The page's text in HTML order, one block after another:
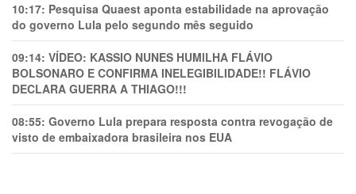
10:17: Pesquisa Quaest aponta estabilidade na aprovação
do governo Lula pelo segundo mês seguido
09:14: VÍDEO: KASSIO NUNES HUMlLHA FLÁVIO
BOLSONARO E CONFIRMA INELEGIBILIDADE!! FLÁVIO
DECLARA GUERRA A THIAGO!!!
08:55: Governo Lula prepara resposta contra revogação de
visto de embaixadora brasileira nos EUA